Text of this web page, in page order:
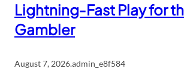
Lightning‑Fast Play for
Gambler
August 7, 2026.admin_e8f584